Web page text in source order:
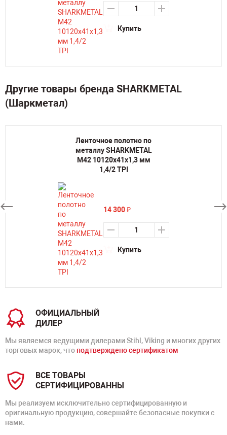
Купить
Другие товары бренда SHARKMETAL
(Шаркметал)
Ленточное полотно по
металлу SHARKMETAL
M42 10120х41х1,3 мм
1,4/2 TPI
14 300₽
Купить
ОФИЦИАЛЬНЫЙ
ДИЛЕР
Мы являемся ведущими дилерами Stihl, Viking и многих других
торговых марок, что подтверждено сертификатом
ВСЕ ТОВАРЫ
СЕРТИФИЦИРОВАННЫ
Мы реализуем исключительно сертифицированную и
оригинальную продукцию, совершайте безопасные покупки с
нами.